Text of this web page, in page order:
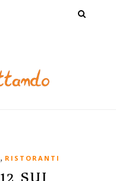
, RISTORANTI
SUI